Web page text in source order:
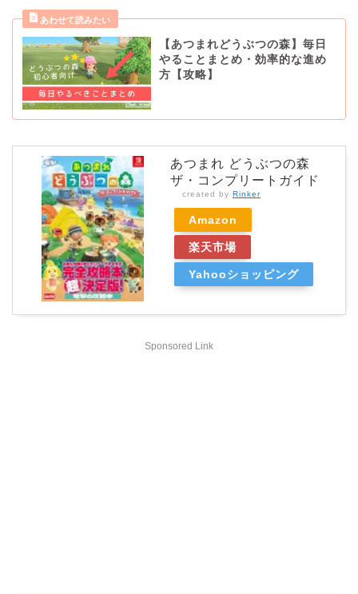
【あつまれどうぶつの森】毎日
やることまとめ・効率的な進め
方【攻略】
あつまれ どうぶつの森
ザ・コンプリートガイド
created by Rinker
Amazon
楽天市場
Yahooショッピング
Sponsored Link